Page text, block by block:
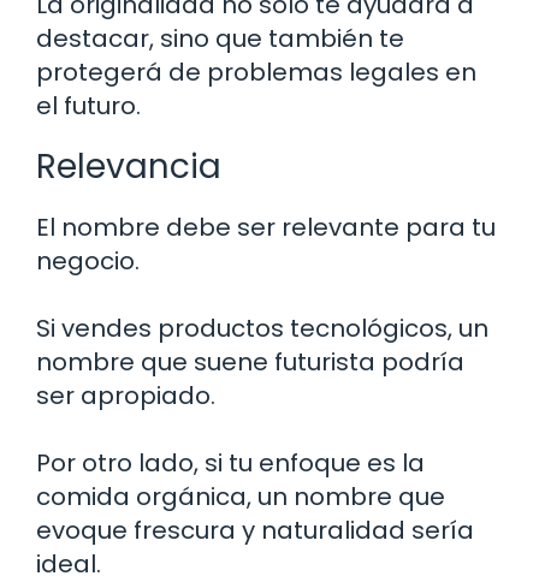
destacar, sino que también te
protegerá de problemas legales en
el futuro.
Relevancia
El nombre debe ser relevante para tu
negocio.
Si vendes productos tecnológicos, un
nombre que suene futurista podría
ser apropiado.
Por otro lado, si tu enfoque es la
comida orgánica, un nombre que
evoque frescura y naturalidad sería
ideal.